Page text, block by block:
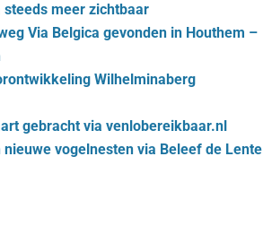
steeds meer zichtbaar
Via Belgica gevonden in Houthem –
Wilhelminaberg
gebracht via venlobereikbaar.nl
nieuwe vogelnesten via Beleef de Lente